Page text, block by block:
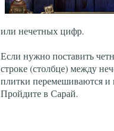
или нечетных цифр.
Если нужно поставить
строке (столбце) между
плитки перемешиваются и
Пройдите в Сарай.